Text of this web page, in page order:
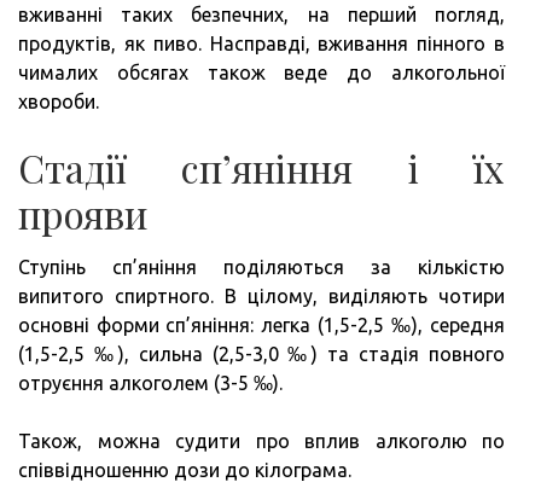
вживанні таких безпечних, на перший погляд,
продуктів, як пиво. Насправді, вживання пінного в
чималих обсягах також веде до алкогольної
хвороби.
Стадії сп’яніння і їх
прояви
Ступінь сп’яніння поділяються за кількістю
випитого спиртного. В цілому, виділяють чотири
основні форми сп’яніння: легка (1,5-2,5 ‰), середня
(1,5-2,5 ‰), сильна (2,5-3,0 ‰) та стадія повного
отруєння алкоголем (3-5 ‰).
Також, можна судити про вплив алкоголю по
співвідношенню дози до кілограма.